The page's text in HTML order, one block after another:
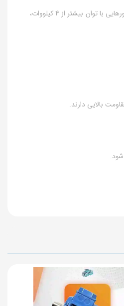
● نحوه اتصال و سربندی الکتروموتور موتوژن سه فاز 5.5اسب4 کیلووات پوسته آلومینیوم به طور کلی برای الکتروموتورهای موتوژن تا توان 3 کیلووات، نحوه اتصال به صورت مثلثی و برای موتورهایی با توان بیشتر از 4 کیلووات،